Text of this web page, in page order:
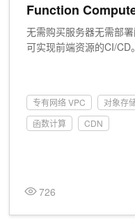
Function
无需购买服务器无需部
可实现前端资源的CI/CD。
专有网络 VPC 对象存
函数计算
CDN
726